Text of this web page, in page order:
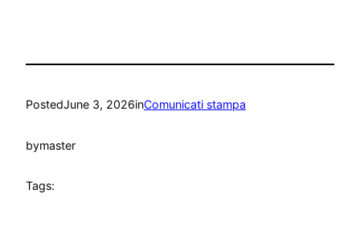
PostedJune 3, 2026inComunicati stampa
bymaster
Tags: